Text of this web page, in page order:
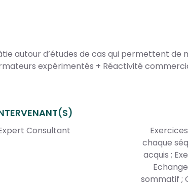
autour d’études de cas qui permettent de
expérimentés + Réactivité
Consultant
chaque
acquis ;
sommatif ;